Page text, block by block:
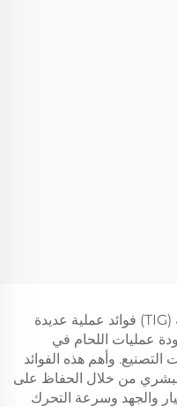
توفر آلة لحام التنجستن الخامل الآلية (TIG) فوائد عملية عديدة
عمليات اللحام في
وأهم هذه الفوائد
البشري من خلال الحفاظ على
والجهد وسرعة التحرك